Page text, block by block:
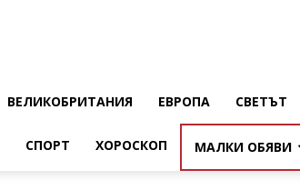
ВЕЛИКОБРИТАНИЯ ЕВРОПА СВЕТЪТ
СПОРТ ХОРОСКОП МАЛКИ ОБЯВИ